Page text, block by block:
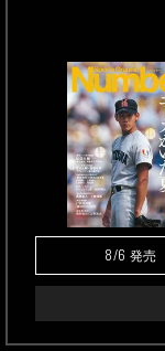
8/6 発売